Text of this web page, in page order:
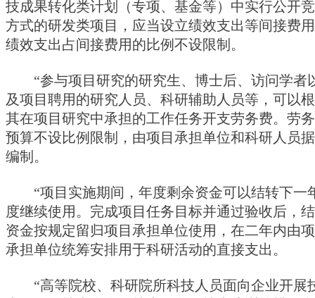
技成果转化类计划（专项、基金等）中实行公开
方式的研发类项目，应当设立绩效支出等间接费
绩效支出占间接费用的比例不设限制。
“参与项目研究的研究生、博士后、访问学者
及项目聘用的研究人员、科研辅助人员等，可以
其在项目研究中承担的工作任务开支劳务费。劳
预算不设比例限制，由项目承担单位和科研人员
编制。
“项目实施期间，年度剩余资金可以结转下一
度继续使用。完成项目任务目标并通过验收后，
资金按规定留归项目承担单位使用，在二年内由
承担单位统筹安排用于科研活动的直接支出。
“高等院校、科研院所科技人员面向企业开展